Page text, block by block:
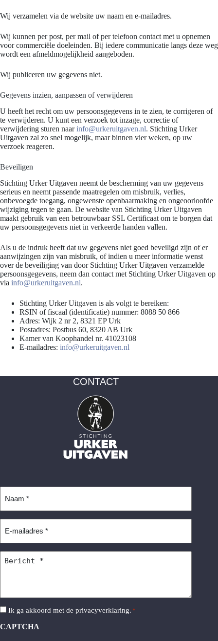
Wij verzamelen via de website uw naam en e-mailadres.
Wij kunnen per post, per mail of per telefoon contact met u opnemen
voor commerciële doeleinden. Bij iedere communicatie langs deze weg
wordt een afmeldmogelijkheid aangeboden.
Wij publiceren uw gegevens niet.
Gegevens inzien, aanpassen of verwijderen
U heeft het recht om uw persoonsgegevens in te zien, te corrigeren of
te verwijderen. U kunt een verzoek tot inzage, correctie of
verwijdering sturen naarinfo@urkeruitgaven.nl. Stichting Urker
Uitgaven zal zo snel mogelijk, maar binnen vier weken, op uw
verzoek reageren.
Beveiligen
Stichting Urker Uitgaven neemt de bescherming van uw gegevens
serieus en neemt passende maatregelen om misbruik, verlies,
onbevoegde toegang, ongewenste openbaarmaking en ongeoorloofde
wijziging tegen te gaan. De website van Stichting Urker Uitgaven
maakt gebruik van een betrouwbaar SSL Certificaat om te borgen dat
uw persoonsgegevens niet in verkeerde handen vallen.
Als u de indruk heeft dat uw gegevens niet goed beveiligd zijn of er
aanwijzingen zijn van misbruik, of indien u meer informatie wenst
over de beveiliging van door Stichting Urker Uitgaven verzamelde
persoonsgegevens, neem dan contact met Stichting Urker Uitgaven op
via info@urkeruitgaven.nl.
Stichting Urker Uitgaven is als volgt te bereiken:
RSIN of fiscaal (identificatie) nummer: 8088 50 866
Adres: Wijk 2 nr 2, 8321 EP Urk
Postadres: Postbus 60, 8320 AB Urk
Kamer van Koophandel nr. 41023108
E-mailadres: info@urkeruitgaven.nl
CONTACT
mailadres
Instemming
Ik ga akkoord met de privacyverklaring. *
CAPTCHA